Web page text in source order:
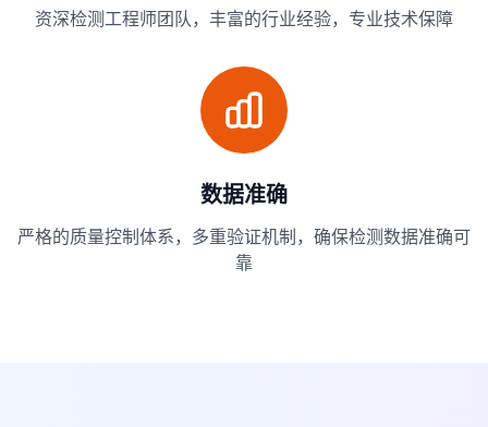
资深检测工程师团队，丰富的行业经验，专业技术保障
数据准确
严格的质量控制体系，多重验证机制，确保检测数据准确可
靠